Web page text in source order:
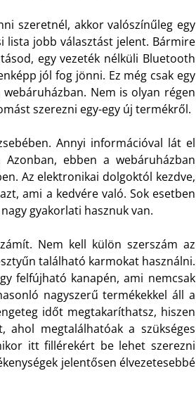
szeretnél, akkor valószínűleg egy
lista jobb választást jelent. Bármire
egy vezeték nélküli Bluetooth
jól fog jönni. Ez még csak egy
Nem is olyan régen
szerezni egy-egy új termékről.
Annyi információval lát el
ebben a webáruházban
Az elektronikai dolgoktól kezdve,
ami a kedvére való. Sok esetben
gyakorlati hasznuk van.
Nem kell külön szerszám az
található karmokat használni.
felfújható kanapén, ami nemcsak
nagyszerű termékekkel áll a
időt megtakaríthatsz, hiszen
megtalálhatóak a szükséges
itt fillérekért be lehet szerezni
jelentősen élvezetesebbé